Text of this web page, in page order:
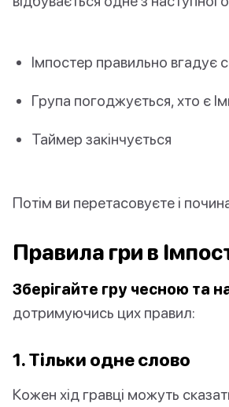
Імпостер правильно вгадує
Група погоджується, хто є
Таймер закінчується
Потім ви перетасовуєте і
Правила гри в
Зберігайте гру чесною та
дотримуючись цих правил:
1. Тільки одне слово
Кожен хід гравці можуть